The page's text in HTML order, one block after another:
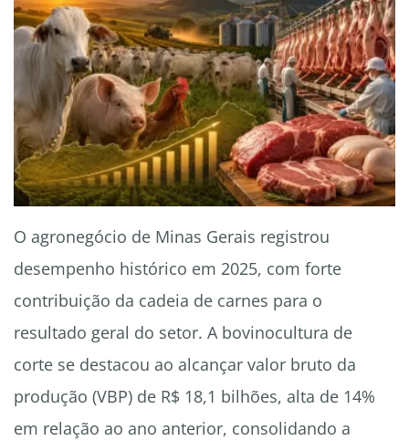
O agronegócio de Minas Gerais registrou
desempenho histórico em 2025, com forte
contribuição da cadeia de carnes para o
resultado geral do setor. A bovinocultura de
corte se destacou ao alcançar valor bruto da
produção (VBP) de R$ 18,1 bilhões, alta de 14%
em relação ao ano anterior, consolidando a